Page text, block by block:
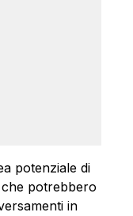
potenziale di
potrebbero
in